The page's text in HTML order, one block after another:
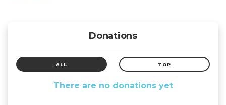
Donations
ALL TOP
There are no donations yet